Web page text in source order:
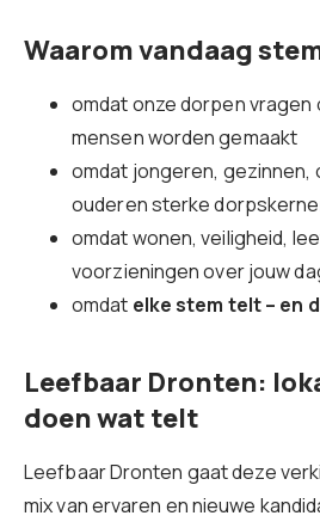
Waarom vandaag
omdat onze dorpen vragen
mensen worden gemaakt
omdat jongeren, gezinnen,
ouderen sterke
omdat wonen, veiligheid,
voorzieningen over jouw
omdat elke stem telt – en
Leefbaar Dronten:
doen wat telt
Leefbaar Dronten gaat deze
mix van ervaren en nieuwe